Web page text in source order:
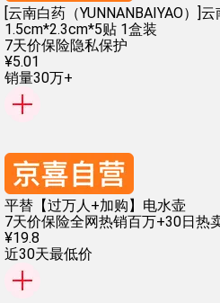
[云南白药（YUNNANBAIYAO）]
1.5cm*2.3cm*5贴 1盒装
7天价保险隐私保护
¥5.01
销量30万+
平替【过万人+加购】电水壶
7天价保险全网热销百万+30日热
¥19.8
近30天最低价